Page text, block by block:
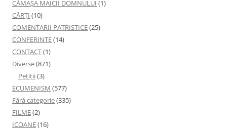
CĂMAȘA MAICII DOMNULUI (1)
CĂRȚI (10)
COMENTARII PATRISTICE(25)
CONFERINTE(14)
CONTACT(1)
Diverse(871)
Petiţii(3)
ECUMENISM (577)
Fără categorie(335)
FILME(2)
ICOANE(16)